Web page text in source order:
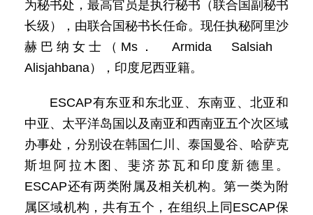
为秘书处，最高官员是执行秘书（联合国副秘书
长级），由联合国秘书长任命。现任执秘阿里沙
赫巴纳女士（Ms． Armida Salsiah
Alisjahbana），印度尼西亚籍。
ESCAP有东亚和东北亚、东南亚、北亚和
中亚、太平洋岛国以及南亚和西南亚五个次区域
办事处，分别设在韩国仁川、泰国曼谷、哈萨克
斯坦阿拉木图、斐济苏瓦和印度新德里。
ESCAP还有两类附属及相关机构。第一类为附
属区域机构，共有五个，在组织上同ESCAP保